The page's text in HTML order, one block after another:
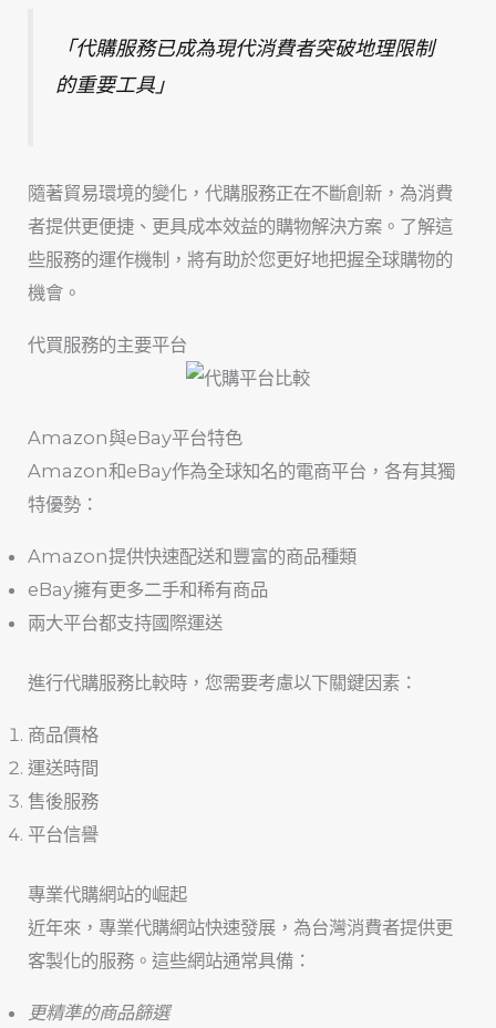
「代購服務已成為現代消費者突破地理限制
的重要工具」
隨著貿易環境的變化，代購服務正在不斷創新，為消費
者提供更便捷、更具成本效益的購物解決方案。了解這
些服務的運作機制，將有助於您更好地把握全球購物的
機會。
代買服務的主要平台
Amazon與eBay平台特色
Amazon和eBay作為全球知名的電商平台，各有其獨
特優勢：
Amazon提供快速配送和豐富的商品種類
eBay擁有更多二手和稀有商品
兩大平台都支持國際運送
進行代購服務比較時，您需要考慮以下關鍵因素：
商品價格
運送時間
售後服務
平台信譽
專業代購網站的崛起
近年來，專業代購網站快速發展，為台灣消費者提供更
客製化的服務。這些網站通常具備：
更精準的商品篩選